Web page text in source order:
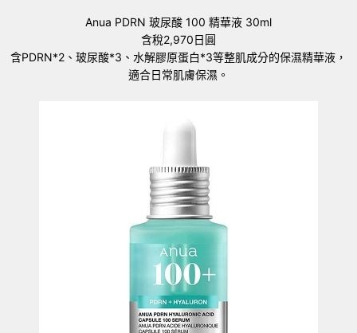
Anua PDRN 玻尿酸 100 精華液 30ml
含稅2,970日圓
含PDRN*2、玻尿酸*3、水解膠原蛋白*3等整肌成分的保濕精華液，
適合日常肌膚保濕。